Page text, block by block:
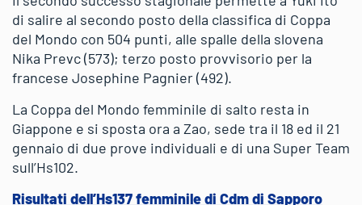
di salire al secondo posto della classifica di Coppa
del Mondo con 504 punti, alle spalle della slovena
Nika Prevc (573); terzo posto provvisorio per la
francese Josephine Pagnier (492).
La Coppa del Mondo femminile di salto resta in
Giappone e si sposta ora a Zao, sede tra il 18 ed il 21
gennaio di due prove individuali e di una Super Team
sull’Hs102.
Risultati dell’Hs137 femminile di Cdm di Sapporo